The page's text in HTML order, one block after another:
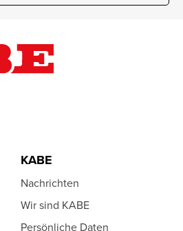
KABE
Nachrichten
Wir sind KABE
Persönliche Daten